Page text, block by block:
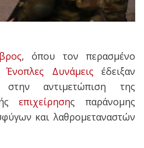
, όπου τον περασμένο
Ένοπλες Δυνάμεις έδειξαν
αντιμετώπιση της
επιχείρησης παράνομης
και λαθρομεταναστών